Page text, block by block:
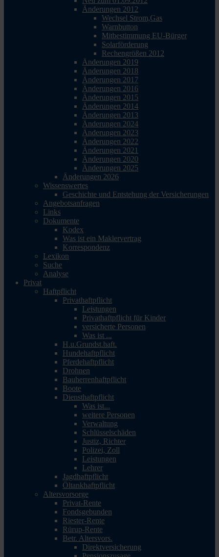
Änderungen 2012
Wechsel Strom,Gas
Warnbutton
Mitbestimmung EU-Bürger
Solarförderung
Rechengrößen 2012
Änderungen 2019
Änderungen 2018
Änderungen 2017
Änderungen 2016
Änderungen 2015
Änderungen 2014
Änderungen 2013
Änderungen 2024
Änderungen 2023
Änderungen 2022
Änderungen 2021
Änderungen 2020
Änderungen 2025
Änderungen 2026
Wissenswertes
Geschichte und Entstehung der Versicherungen
Angebotsanfragen
Links
Dokumente
Kodex
Was ist ein Maklervertrag
Korrespondenz
Lexikon
Suche
Analyse
Privat
Haftpflicht
Privathaftpflicht
Leistungen
Privathaftpflicht für Kinder
versicherte Personen
Was ist ...
H.u.Grundst.haft.
Hundehaftpflicht
Pferdehaftpflicht
Drohnen
Bauherrenhaftpflicht
Boote
Diensthaftpflicht
Was ist...
weitere Personen
Verwaltung
Schlüsselschäden
Justiz, Richter
Polizei, Zoll
Leistungen
Lehrer
Jagdhaftpflicht
Öltankhaftpflicht
Altersvorsorge
Privat-Rente
Fondsgebunden
Riester-Rente
Rürup-Rente
Betr. Altersvors.
Direktversicherung